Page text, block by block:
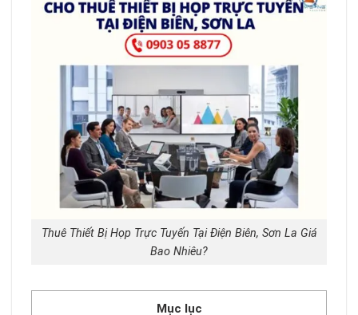
Thuê Thiết Bị Họp Trực Tuyến Tại Điện Biên, Sơn La Giá
Bao Nhiêu?
Mục lục